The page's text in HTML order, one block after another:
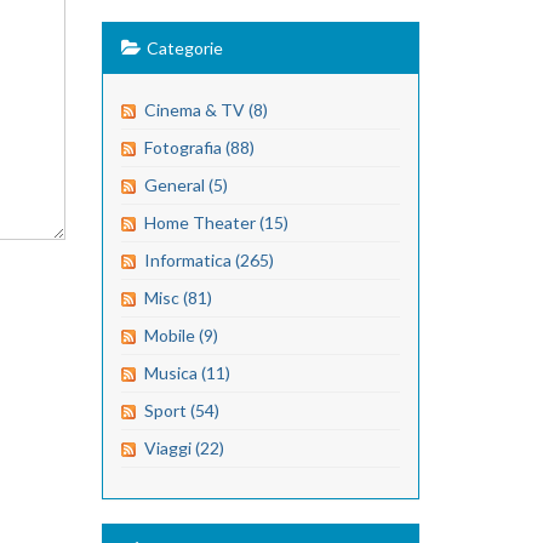
Categorie
Cinema & TV (8)
Fotografia (88)
General (5)
Home Theater (15)
Informatica (265)
Misc (81)
Mobile (9)
Musica (11)
Sport (54)
Viaggi (22)